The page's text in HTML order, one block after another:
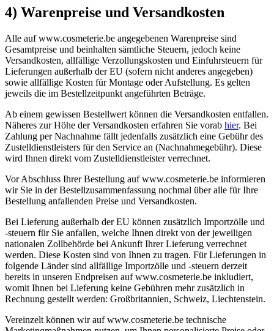
4) Warenpreise und Versandkosten
Alle auf www.cosmeterie.be angegebenen Warenpreise sind
Gesamtpreise und beinhalten sämtliche Steuern, jedoch keine
Versandkosten, allfällige Verzollungskosten und Einfuhrsteuern für
Lieferungen außerhalb der EU (sofern nicht anderes angegeben)
sowie allfällige Kosten für Montage oder Aufstellung. Es gelten
jeweils die im Bestellzeitpunkt angeführten Beträge.
Ab einem gewissen Bestellwert können die Versandkosten entfallen.
Näheres zur Höhe der Versandkosten erfahren Sie vorab hier. Bei
Zahlung per Nachnahme fällt jedenfalls zusätzlich eine Gebühr des
Zustelldienstleisters für den Service an (Nachnahmegebühr). Diese
wird Ihnen direkt vom Zustelldienstleister verrechnet.
Vor Abschluss Ihrer Bestellung auf www.cosmeterie.be informieren
wir Sie in der Bestellzusammenfassung nochmal über alle für Ihre
Bestellung anfallenden Preise und Versandkosten.
Bei Lieferung außerhalb der EU können zusätzlich Importzölle und
-steuern für Sie anfallen, welche Ihnen direkt von der jeweiligen
nationalen Zollbehörde bei Ankunft Ihrer Lieferung verrechnet
werden. Diese Kosten sind von Ihnen zu tragen. Für Lieferungen in
folgende Länder sind allfällige Importzölle und -steuern derzeit
bereits in unseren Endpreisen auf www.cosmeterie.be inkludiert,
womit Ihnen bei Lieferung keine Gebühren mehr zusätzlich in
Rechnung gestellt werden: Großbritannien, Schweiz, Liechtenstein.
Vereinzelt können wir auf www.cosmeterie.be technische